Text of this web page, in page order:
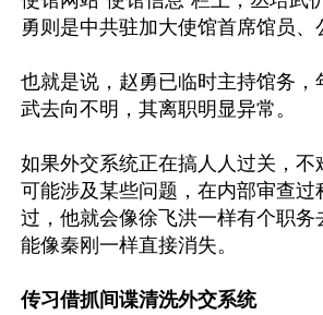
勇则是中共驻加大使馆首席馆员、
也就是说，赵勇已临时主持馆务，
武去向不明，其离职明显异常。
如果外交系统正在搞人人过关，不
可能涉及某些问题，在内部审查过
过，他就会像徐飞洪一样有个职务
能像秦刚一样直接消失。
传习借抓间谍清洗外交系统